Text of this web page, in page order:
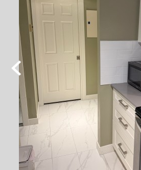
Previous